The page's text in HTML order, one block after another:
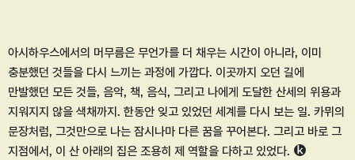
아시하우스에서의 머무름은 무언가를 더 채우는 시간이 아니라, 이미
충분했던 것들을 다시 느끼는 과정에 가깝다. 이곳까지 오던 길에
만발했던 모든 것들, 음악, 책, 음식, 그리고 나에게 도달한 산세의 위용과
지워지지 않을 색채까지. 한동안 잊고 있었던 세계를 다시 보는 일. 카뮈의
문장처럼, 그것만으로 나는 잠시나마 다른 꿈을 꾸어본다. 그리고 바로 그
지점에서, 이 산 아래의 집은 조용히 제 역할을 다하고 있었다.